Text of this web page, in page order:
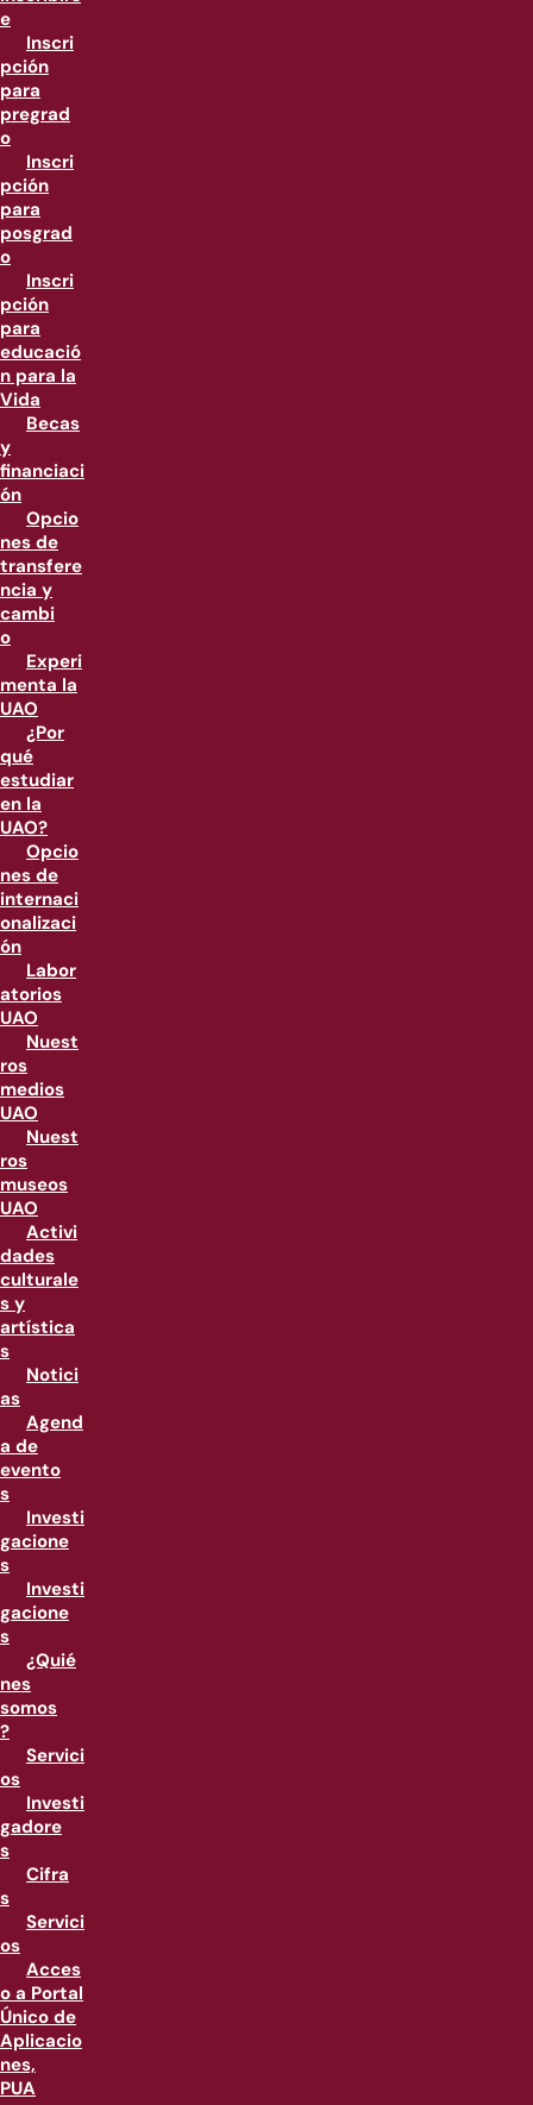
e
Inscri
pción
para
pregrad
o
Inscri
pción
para
posgrad
o
Inscri
pción
para
educació
n para la
Vida
Becas
y
financiaci
ón
Opcio
nes de
transfere
ncia y
cambi
o
Experi
menta la
UAO
¿Por
qué
estudiar
en la
UAO?
Opcio
nes de
internaci
onalizaci
ón
Labor
atorios
UAO
Nuest
ros
medios
UAO
Nuest
ros
museos
UAO
Activi
dades
culturale
s y
artística
s
Notici
as
Agend
a de
evento
s
Investi
gacione
s
Investi
gacione
s
¿Quié
nes
somos
?
Servici
os
Investi
gadore
s
Cifra
s
Servici
os
Acces
o a Portal
Único de
Aplicacio
nes,
PUA